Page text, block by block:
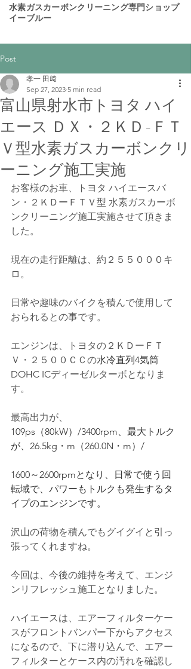
​水素ガスカーボンクリーニング専門ショップ
イーブルー
Post
富山県射水市トヨタ ハイ
エース ＤＸ・２ＫＤ-ＦＴ
Ｖ型水素ガスカーボンクリ
ーニング施工実施
孝一 田﨑
Sep 27, 2023 5 min read
お客様のお車、トヨタ ハイエースバ
ン・２ＫＤーＦＴＶ型 水素ガスカーボ
ンクリーニング施工実施させて頂きま
した。
現在の走行距離は、約２５５０００キ
ロ。
日常や趣味のバイクを積んで使用して
おられるとの事です。
エンジンは、トヨタの２ＫＤーＦＴ
Ｖ・２５００ＣＣの水冷直列4気筒
DOHC ICディーゼルターボとなりま
す。
最高出力が、
109ps（80kW）/3400rpm、最大トルク
が、26.5kg・m（260.0N・m）/
1600～2600rpmとなり、日常で使う回
転域で、パワーもトルクも発生するタ
イプのエンジンです。
沢山の荷物を積んでもグイグイと引っ
張ってくれますね。
今回は、今後の維持を考えて、エンジ
ンリフレッシュ施工となりました。
ハイエースは、エアーフィルターケー
スがフロントバンパー下からアクセス
になるので、下に潜り込んで、エアー
フィルターとケース内の汚れを確認し